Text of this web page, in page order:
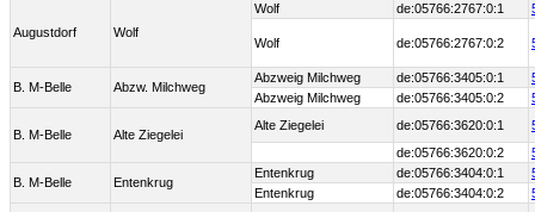
Augustdorf Wolf
Wolf de:05766:2767:0:1
Wolf de:05766:2767:0:2
B. M-Belle Abzw. Milchweg
Abzweig Milchweg de:05766:3405:0:1
Abzweig Milchweg
de:05766:3405:0:2
B. M-Belle Alte Ziegelei
Alte Ziegelei de:05766:3620:0:1
de:05766:3620:0:2
B. M-Belle Entenkrug
Entenkrug de:05766:3404:0:1
Entenkrug
de:05766:3404:0:2